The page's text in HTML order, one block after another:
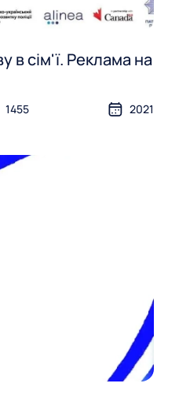
в сім'ї. Реклама на
1455 2021